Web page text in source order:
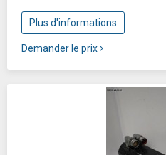
Plus d'informations
Demander le prix